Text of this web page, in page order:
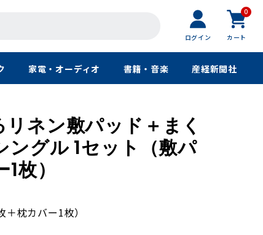
ログイン
0
カート
家電・オーディオ 書籍・音楽 産経新聞社
ネン敷パッド＋まく
ングル 1セット（敷パ
枚）
枕カバー1枚）